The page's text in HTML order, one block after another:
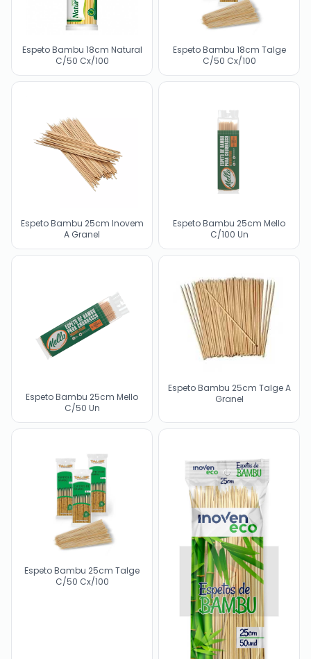
Espeto Bambu 18cm Natural
C/50 Cx/100
Espeto Bambu 18cm Talge
C/50 Cx/100
Espeto Bambu 25cm Inovem
A Granel
Espeto Bambu 25cm Mello
C/100 Un
Espeto Bambu 25cm Mello
C/50 Un
Espeto Bambu 25cm Talge A
Granel
Espeto Bambu 25cm Talge
C/50 Cx/100